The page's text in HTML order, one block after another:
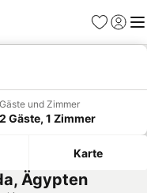
Favoriten
Gäste und Zimmer
2 Gäste, 1 Zimmer
Karte
Ägypten